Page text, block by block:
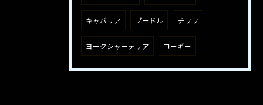
キャバリア プードル チワワ
ヨークシャーテリア コーギー